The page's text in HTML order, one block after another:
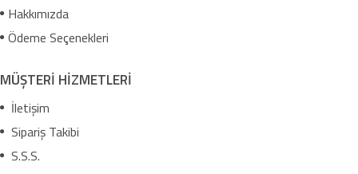
Hakkımızda
Ödeme Seçenekleri
MÜŞTERİ HİZMETLERİ
İletişim
Sipariş Takibi
S.S.S.